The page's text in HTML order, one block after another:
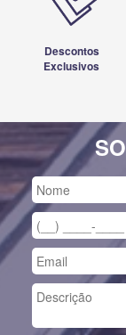
Descontos
Exclusivos